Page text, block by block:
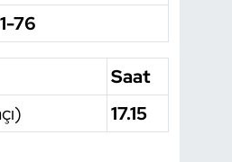
76
Saat
17.15